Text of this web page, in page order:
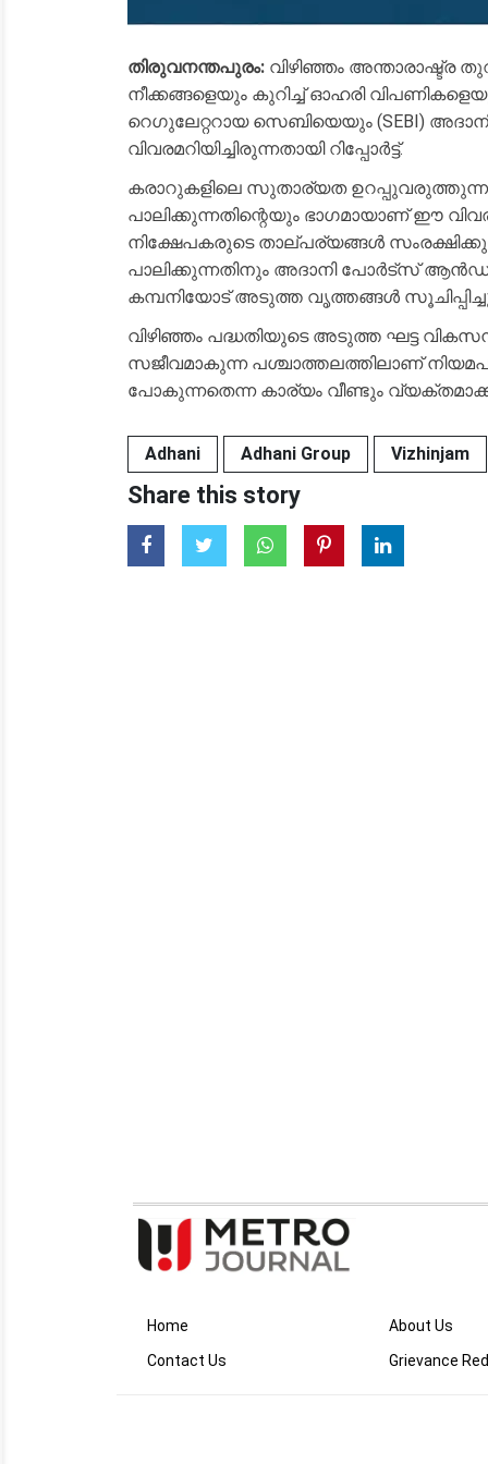
തിരുവനന്തപുരം: വിഴിഞ്ഞം
നീക്കങ്ങളെയും കുറിച്ച് ഓഹരി
റെഗുലേറ്ററായ സെബിയെയും (SEBI)
വിവരമറിയിച്ചിരുന്നതായി റിപ്പോർട്ട്.
​കരാറുകളിലെ സുതാര്യത
പാലിക്കുന്നതിന്റെയും ഭാഗമായാണ് ഈ
നിക്ഷേപകരുടെ താല്പര്യങ്ങൾ
പാലിക്കുന്നതിനും അദാനി പോർട്സ് ആൻഡ്
കമ്പനിയോട് അടുത്ത വൃത്തങ്ങൾ
​വിഴിഞ്ഞം പദ്ധതിയുടെ അടുത്ത ഘട്ട
സജീവമാകുന്ന പശ്ചാത്തലത്തിലാണ്
പോകുന്നതെന്ന കാര്യം വീണ്ടും
Adhani Adhani Group Vizhinjam
Share this story
Home About Us
Contact Us
Grievance